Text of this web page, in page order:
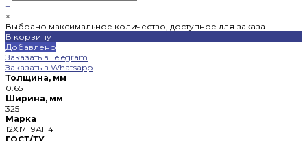
+
×
Выбрано максимальное количество, доступное для заказа
В корзину
Добавлено
Заказать в Telegram
Заказать в Whatsapp
Толщина, мм
0.65
Ширина, мм
325
Марка
12Х17Г9АН4